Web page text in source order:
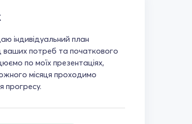
індивідуальний план
ваших потреб та початкового
по моїх презентаціях,
місяця проходимо
прогресу.